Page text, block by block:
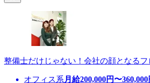
整備士だけじゃない！会社の顔となるフ
オフィス系 月給200,000円〜360,000